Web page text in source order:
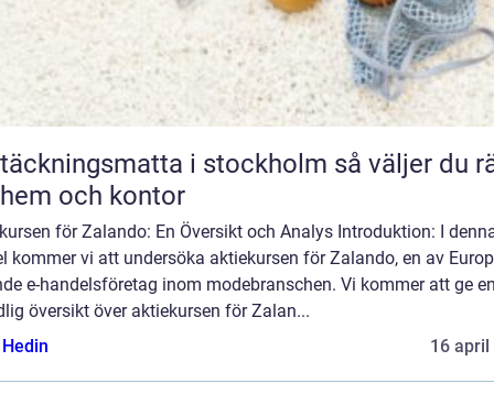
i stockholm så väljer du rätt
och kontor
för Zalando: En Översikt och Analys Introduktion: I
kommer vi att undersöka aktiekursen för Zalando, en av
e-handelsföretag inom modebranschen. Vi kommer att ge
översikt över aktiekursen för Zalan...
16 april